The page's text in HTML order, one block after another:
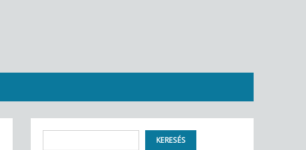
KERESÉS